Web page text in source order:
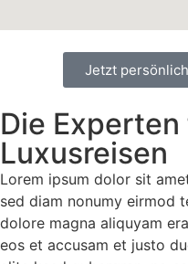
Jetzt
Die
Luxusreisen
Lorem ipsum dolor sit
sed diam nonumy eirmod
dolore magna aliquyam
eos et accusam et justo